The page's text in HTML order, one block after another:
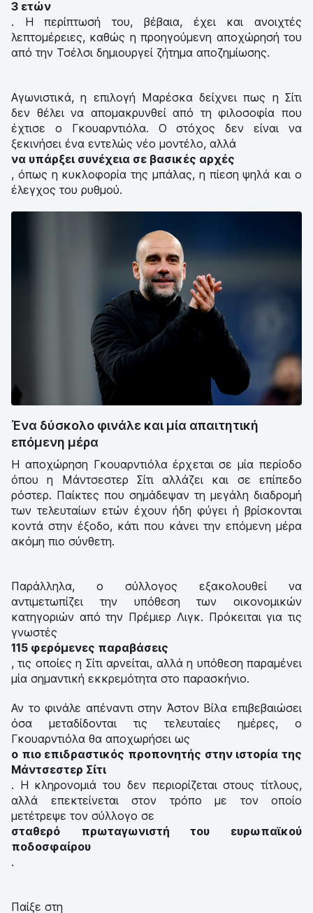
3 ετών
. Η περίπτωσή του, βέβαια, έχει και ανοιχτές
λεπτομέρειες, καθώς η προηγούμενη αποχώρησή του
από την Τσέλσι δημιουργεί ζήτημα αποζημίωσης.
Αγωνιστικά, η επιλογή Μαρέσκα δείχνει πως η Σίτι
δεν θέλει να απομακρυνθεί από τη φιλοσοφία που
έχτισε ο Γκουαρντιόλα. Ο στόχος δεν είναι να
ξεκινήσει ένα εντελώς νέο μοντέλο, αλλά
να υπάρξει συνέχεια σε βασικές αρχές
, όπως η κυκλοφορία της μπάλας, η πίεση ψηλά και ο
έλεγχος του ρυθμού.
Ένα δύσκολο φινάλε και μία απαιτητική
επόμενη μέρα
Η αποχώρηση Γκουαρντιόλα έρχεται σε μία περίοδο
όπου η Μάντσεστερ Σίτι αλλάζει και σε επίπεδο
ρόστερ. Παίκτες που σημάδεψαν τη μεγάλη διαδρομή
των τελευταίων ετών έχουν ήδη φύγει ή βρίσκονται
κοντά στην έξοδο, κάτι που κάνει την επόμενη μέρα
ακόμη πιο σύνθετη.
Παράλληλα, ο σύλλογος εξακολουθεί να
αντιμετωπίζει την υπόθεση των οικονομικών
κατηγοριών από την Πρέμιερ Λιγκ. Πρόκειται για τις
γνωστές
115 φερόμενες παραβάσεις
, τις οποίες η Σίτι αρνείται, αλλά η υπόθεση παραμένει
μία σημαντική εκκρεμότητα στο παρασκήνιο.
Αν το φινάλε απέναντι στην Άστον Βίλα επιβεβαιώσει
όσα μεταδίδονται τις τελευταίες ημέρες, ο
Γκουαρντιόλα θα αποχωρήσει ως
ο πιο επιδραστικός προπονητής στην ιστορία της
Μάντσεστερ Σίτι
. Η κληρονομιά του δεν περιορίζεται στους τίτλους,
αλλά επεκτείνεται στον τρόπο με τον οποίο
μετέτρεψε τον σύλλογο σε
σταθερό πρωταγωνιστή του ευρωπαϊκού
ποδοσφαίρου
.
Παίξε στη